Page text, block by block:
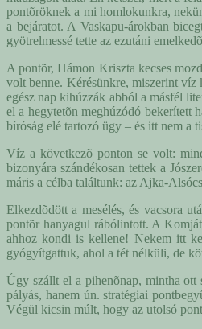
pontõröknek a mi homlokunkra,
a bejáratot. A Vaskapu-árokban
gyötrelmessé tette az ezutáni
A pontõr, Hámon Kriszta kecses
volt benne. Kérésünkre, miszerint
egész nap kihúzzák abból a másfél
el a hegytetõn meghúzódó bekerített
bíróság elé tartozó ügy – és itt nem a
Víz a következõ ponton se volt:
bizonyára szándékosan tettek a
máris a célba találtunk: az Ajka-
Elkezdõdött a mesélés, és vacsora
pontõr hanyagul rábólintott. A
ahhoz kondi is kellene! Nekem itt
gyógyítgattuk, ahol a tét nélküli, de
Úgy szállt el a pihenõnap, mintha ott
pályás, hanem ún. stratégiai
Végül kicsin múlt, hogy az utolsó